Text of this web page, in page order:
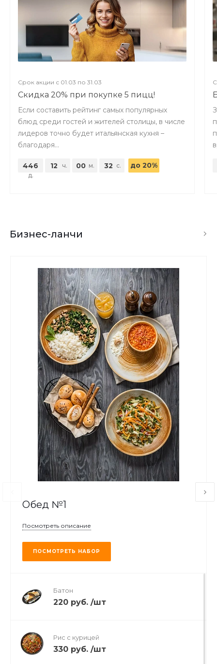
Срок акции с 01.03 по 31.03
Скидка 20% при покупке 5 пицц!
Если составить рейтинг самых популярных
блюд среди гостей и жителей столицы, в числе
лидеров точно будет итальянская кухня –
благодаря...
446
д.
12 ч. 00 м. 30 с. до 20%
Бизнес-ланчи
Обед №1
Посмотреть описание
ПОСМОТРЕТЬ НАБОР
Батон
220 руб. /шт
Рис с курицей
330 руб. /шт